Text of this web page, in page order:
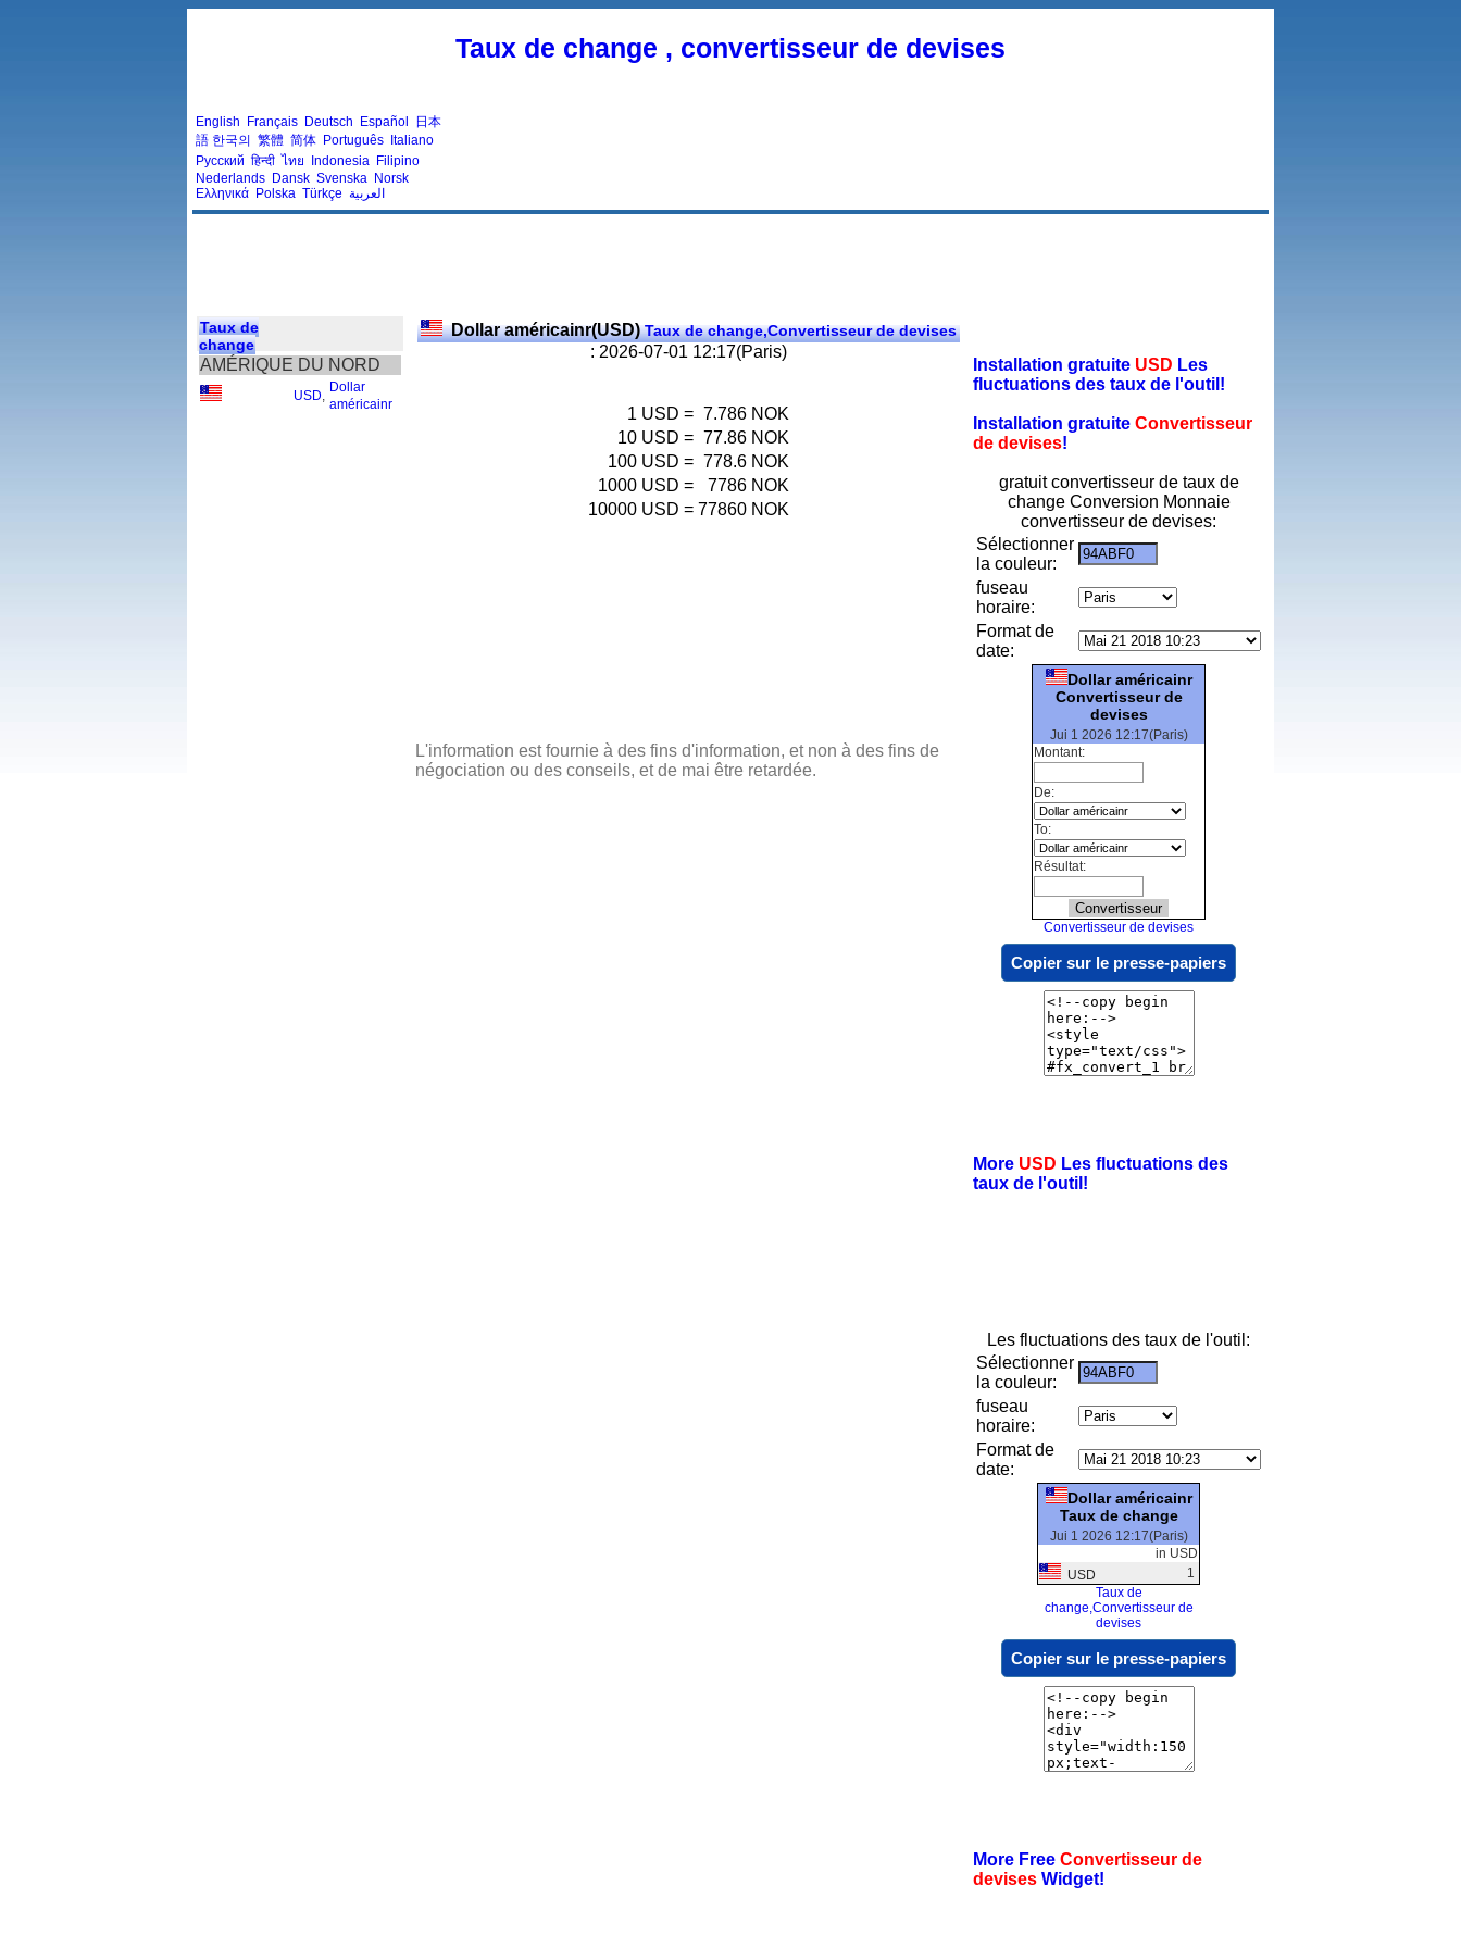
Taux de change , convertisseur de devises
English Français Deutsch Español
日本
語 한국의 繁體 简体 Português Italiano
Русский हिन्दी ไทย Indonesia Filipino
Nederlands Dansk Svenska Norsk
Ελληνικά Polska Türkçe العربية
Taux de
change
AMÉRIQUE DU NORD
USD
Dollar
américainr
Dollar américainr(USD)Taux de change,Convertisseur de devises
: 2026-07-01 12:17(Paris)
1 USD = 7.786 NOK
10 USD = 77.86 NOK
100 USD = 778.6 NOK
1000 USD = 7786 NOK
10000 USD = 77860 NOK
L'information est fournie à des fins d'information, et non à des fins de
négociation ou des conseils, et de mai être retardée.
Installation gratuite USD Les
fluctuations des taux de l'outil!
Installation gratuite Convertisseur
de devises!
gratuit convertisseur de taux de
change Conversion Monnaie
convertisseur de devises:
Sélectionner
la couleur:
fuseau
horaire:
Format de
date:
Dollar américainr
Convertisseur de
devises
Jui 1 2026 12:17(Paris)
Montant:
De:
To:
Résultat:
Convertisseur de devises
Copier sur le presse-papiers
More USD Les fluctuations des
taux de l'outil!
Les fluctuations des taux de l'outil:
Sélectionner
la couleur:
fuseau
horaire:
Format de
date:
Dollar américainr
Taux de change
Jui 1 2026 12:17(Paris)
in USD
USD
1
Taux de
change,Convertisseur de
devises
Copier sur le presse-papiers
More Free Convertisseur de
devises Widget!